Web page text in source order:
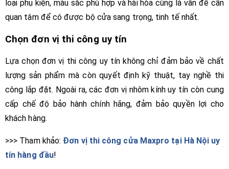
loại phụ kiện, màu sắc phù hợp và hài hòa cũng là vấn đề cần
quan tâm để có được bộ cửa sang trọng, tinh tế nhất.
Chọn đơn vị thi công uy tín
Lựa chọn đơn vị thi công uy tín không chỉ đảm bảo về chất
lượng sản phẩm mà còn quyết định kỹ thuật, tay nghề thi
công lắp đặt. Ngoài ra, các đơn vị nhôm kính uy tín còn cung
cấp chế độ bảo hành chính hãng, đảm bảo quyền lợi cho
khách hàng.
>>> Tham khảo: Đơn vị thi công cửa Maxpro tại Hà Nội uy
tín hàng đầu!